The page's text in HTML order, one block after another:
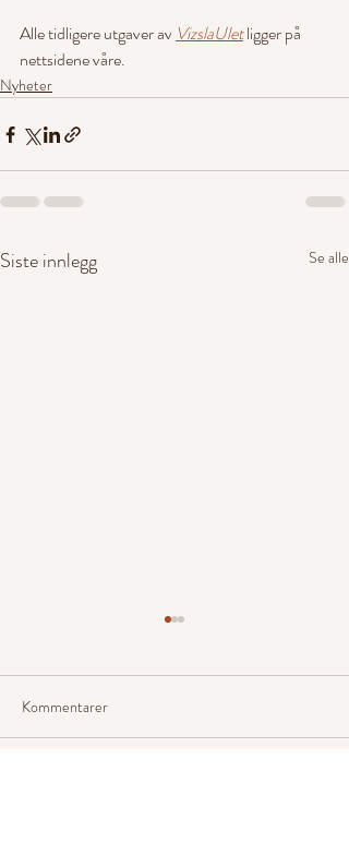
Alle tidligere utgaver av VizslaUlet ligger på
nettsidene våre.
Nyheter
Siste innlegg Se alle
Kommentarer